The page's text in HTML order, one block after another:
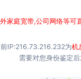
家庭宽带,公司网络等可
IP:216.73.216.232为机
需要对您身份鉴定